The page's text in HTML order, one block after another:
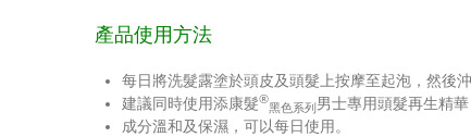
產品使用方法
每日將洗髮露塗於頭皮及頭髮上按摩至起泡，然後
建議同時使用添康髮®
黑色系列男士專用頭髮再生精華
成分溫和及保濕，可以每日使用。